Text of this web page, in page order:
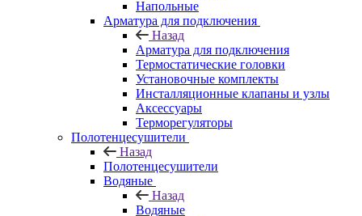
Напольные
Арматура для подключения
Назад
Арматура для подключения
Термостатические головки
Установочные комплекты
Инсталляционные клапаны и узлы
Аксессуары
Терморегуляторы
Полотенцесушители
Назад
Полотенцесушители
Водяные
Назад
Водяные